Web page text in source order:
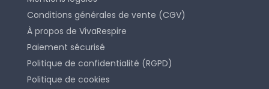
Conditions générales de vente (CGV)
À propos de VivaRespire
Paiement sécurisé
Politique de confidentialité (RGPD)
Politique de cookies